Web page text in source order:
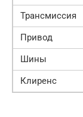
Трансмиссия
Привод
Шины
Клиренс